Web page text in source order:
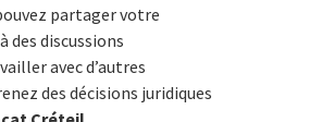
partager votre
des discussions
avec d’autres
des décisions juridiques